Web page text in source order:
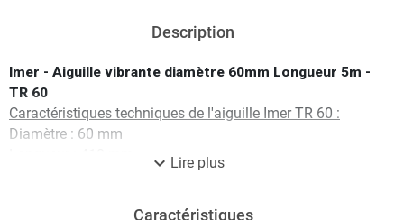
Description
Imer - Aiguille vibrante diamètre 60mm Longueur 5m -
TR 60
Caractéristiques techniques de l'aiguille Imer TR 60 :
Diamètre : 60 mm
expand_more Lire plus
Caractéristiques